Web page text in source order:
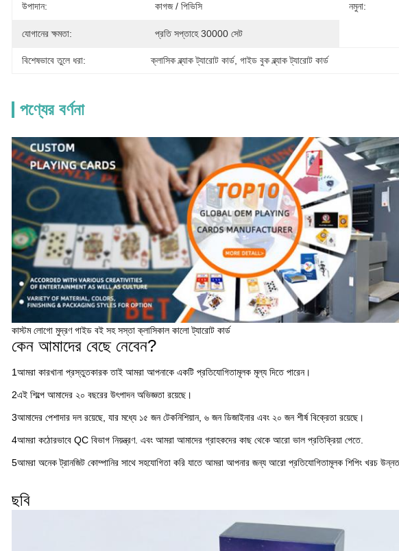
উপাদান: কাগজ / পিভিসি নমুনা:
যোগানের ক্ষমতা: প্রতি সপ্তাহে 30000 সেট
বিশেষভাবে তুলে ধরা: ক্লাসিক ব্ল্যাক ট্যারোট কার্ড, গাইড বুক ব্ল্যাক ট্যারোট কার্ড
পণ্যের বর্ণনা
কাস্টম লোগো মুদ্রণ গাইড বই সহ সস্তা ক্লাসিকাল কালো ট্যারোট কার্ড
কেন আমাদের বেছে নেবেন?
1আমরা কারখানা প্রস্তুতকারক তাই আমরা আপনাকে একটি প্রতিযোগিতামূলক মূল্য দিতে পারেন।
2এই শিল্পে আমাদের ২০ বছরের উৎপাদন অভিজ্ঞতা রয়েছে।
3আমাদের পেশাদার দল রয়েছে, যার মধ্যে ১৫ জন টেকনিশিয়ান, ৬ জন ডিজাইনার এবং ২০ জন শীর্ষ বিক্রেতা রয়েছে।
4আমরা কঠোরভাবে QC বিভাগ নিয়ন্ত্রণ. এবং আমরা আমাদের গ্রাহকদের কাছ থেকে আরো ভাল প্রতিক্রিয়া পেতে.
5আমরা অনেক ট্রানজিট কোম্পানির সাথে সহযোগিতা করি যাতে আমরা আপনার জন্য আরো প্রতিযোগিতামূলক শিপিং খরচ
ছবি